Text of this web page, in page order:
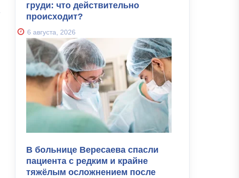
груди: что действительно
происходит?
6 августа, 2026
В больнице Вересаева спасли
пациента с редким и крайне
тяжёлым осложнением после